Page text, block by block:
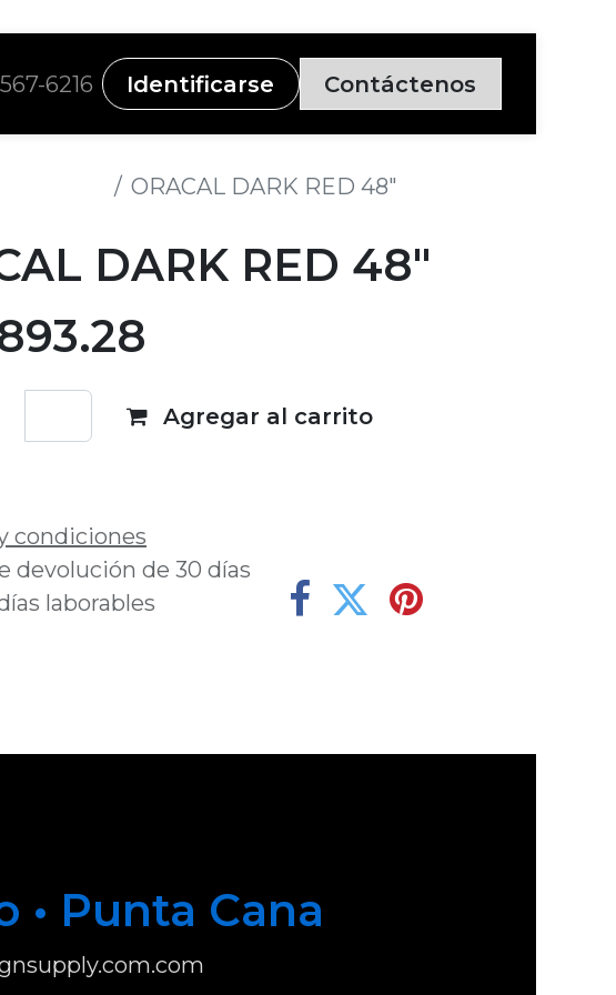
6216 Identificarse Contáctenos
ORACAL DARK RED 48"
DARK RED 48"
Agregar al carrito
condiciones
devolución de 30 días
laborables
• Punta Cana